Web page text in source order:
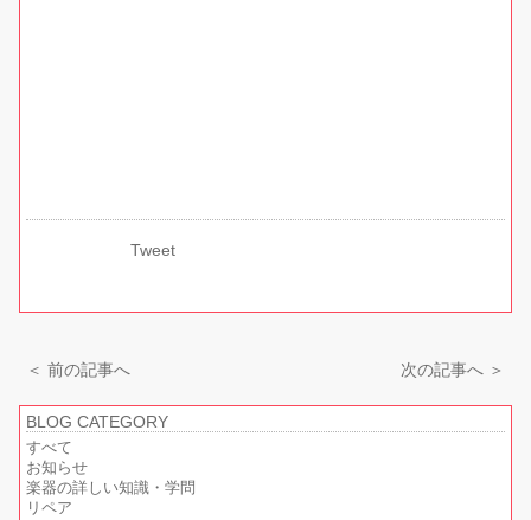
Tweet
＜ 前の記事へ 次の記事へ ＞
BLOG CATEGORY
すべて
お知らせ
楽器の詳しい知識・学問
リペア